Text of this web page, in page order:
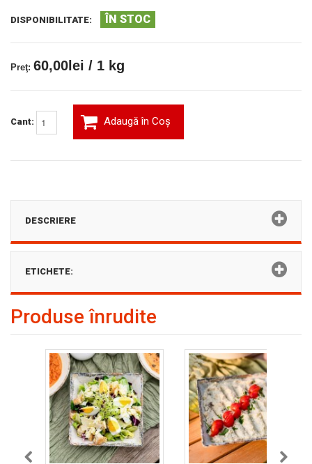
DISPONIBILITATE: ÎN STOC
Preţ: 60,00lei / 1 kg
Cant: Adaugă în Coş
DESCRIERE
ETICHETE:
Produse înrudite